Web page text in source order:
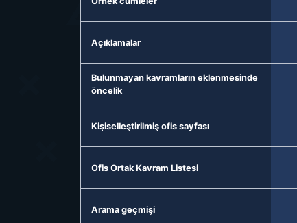
Açıklamalar
Bulunmayan kavramların eklenmesinde
öncelik
Kişiselleştirilmiş ofis sayfası
Ofis Ortak Kavram Listesi
Arama geçmişi